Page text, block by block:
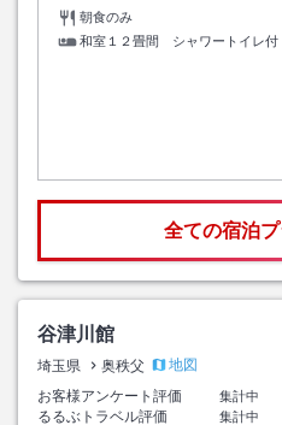
朝食のみ
和室１２畳間 シャワートイレ
全ての宿泊
谷津川館
埼玉県 奥秩父
地図
お客様アンケート評価
集計中
るるぶトラベル評価
集計中